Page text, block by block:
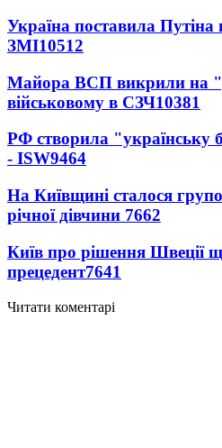
Україна поставила
ЗМІ10512
Майора ВСП викрили на
військовому в СЗЧ10381
РФ створила "українську
- ISW9464
На Київщині сталося
річної дівчини 7662
Київ про рішення Швеції
прецедент7641
Читати коментарі